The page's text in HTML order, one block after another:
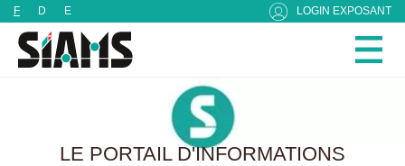
F D E LOGIN EXPOSANT
LE PORTAIL D'INFORMATIONS
Panneau de gestion des cookies